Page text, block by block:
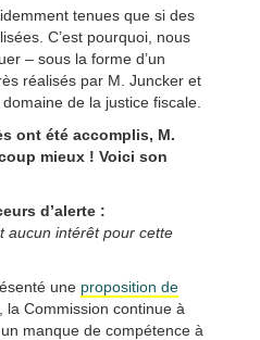
tenues que si des
C’est pourquoi, nous
– sous la forme d’un
réalisés par M. Juncker et
de la justice fiscale.
ont été accomplis, M.
mieux ! Voici son
d’alerte :
aucun intérêt pour cette
une proposition de
la Commission continue à
manque de compétence à